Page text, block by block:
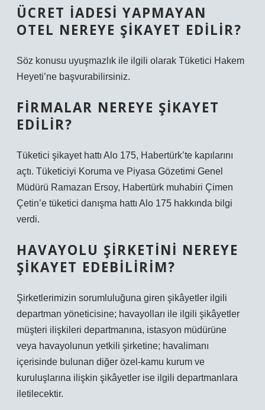
ÜCRET IADESI YAPMAYAN
OTEL NEREYE ŞIKAYET EDILIR?
Söz konusu uyuşmazlık ile ilgili olarak Tüketici Hakem
Heyeti’ne başvurabilirsiniz.
FIRMALAR NEREYE ŞIKAYET
EDILIR?
Tüketici şikayet hattı Alo 175, Habertürk’te kapılarını
açtı. Tüketiciyi Koruma ve Piyasa Gözetimi Genel
Müdürü Ramazan Ersoy, Habertürk muhabiri Çimen
Çetin’e tüketici danışma hattı Alo 175 hakkında bilgi
verdi.
HAVAYOLU ŞIRKETINI NEREYE
ŞIKAYET EDEBILIRIM?
Şirketlerimizin sorumluluğuna giren şikâyetler ilgili
departman yöneticisine; havayolları ile ilgili şikâyetler
müşteri ilişkileri departmanına, istasyon müdürüne
veya havayolunun yetkili şirketine; havalimanı
içerisinde bulunan diğer özel-kamu kurum ve
kuruluşlarına ilişkin şikâyetler ise ilgili departmanlara
iletilecektir.